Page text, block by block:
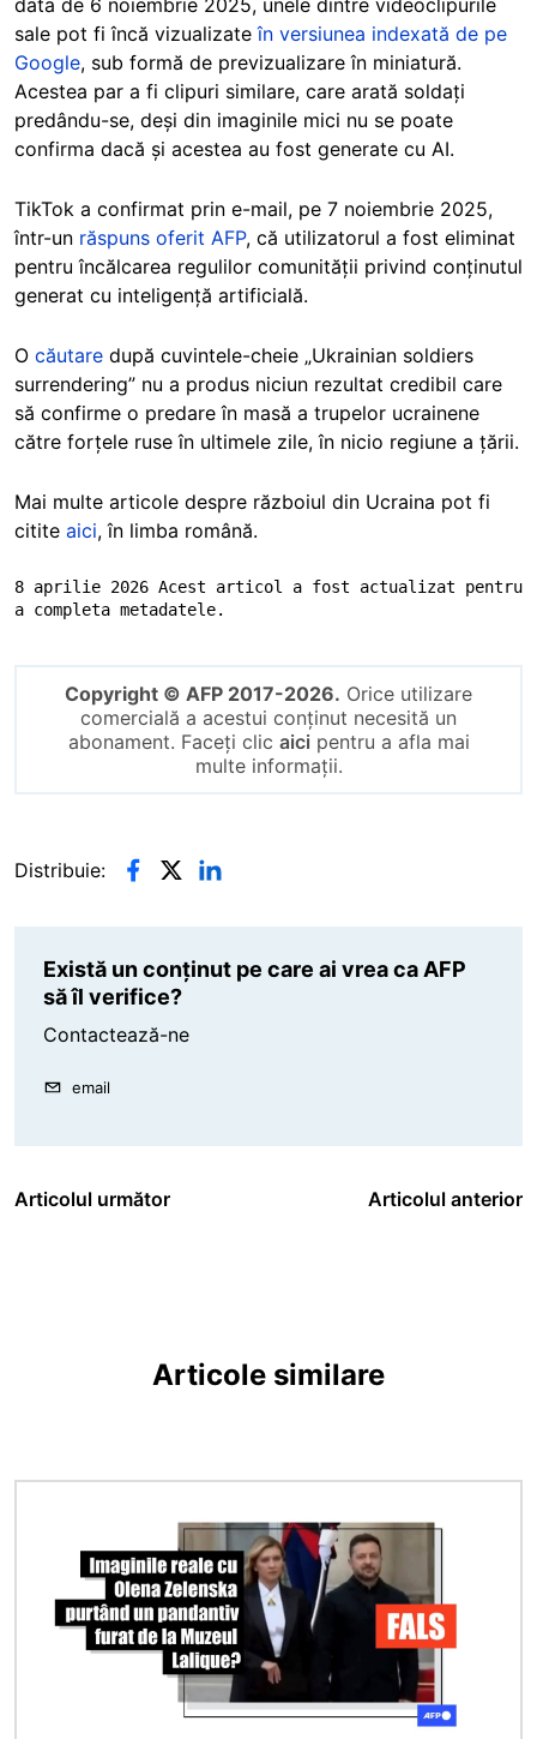
sale pot fi încă vizualizateîn versiunea indexată de pe
Google, sub formă de previzualizare în miniatură.
Acestea par a fi clipuri similare, care arată soldați
predându-se, deși din imaginile mici nu se poate
confirma dacă și acestea au fost generate cu AI.
TikTok a confirmat prin e-mail, pe 7 noiembrie 2025,
într-un răspuns oferit AFP, că utilizatorul a fost eliminat
pentru încălcarea regulilor comunității privind conținutul
generat cu inteligență artificială.
O căutare după cuvintele-cheie „Ukrainian soldiers
surrendering” nu a produs niciun rezultat credibil care
să confirme o predare în masă a trupelor ucrainene
către forțele ruse în ultimele zile, în nicio regiune a țării.
Mai multe articole despre războiul din Ucraina pot fi
citite aici, în limba română.
8 aprilie 2026 Acest articol a fost actualizat pentru
a completa metadatele.
Copyright © AFP 2017-2026. Orice utilizare
comercială a acestui conținut necesită un
abonament. Faceți clic aici pentru a afla mai
multe informații.
Distribuie:
Există un conținut pe care ai vrea ca AFP
să îl verifice?
Contactează-ne
email
Articolul următor Articolul anterior
Articole similare